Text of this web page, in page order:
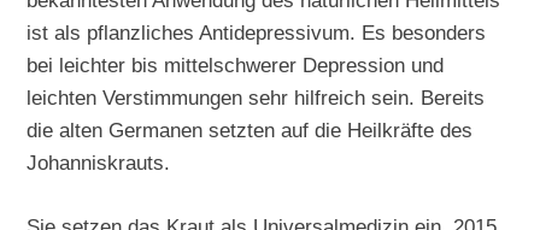
ist als pflanzliches Antidepressivum. Es besonders
bei leichter bis mittelschwerer Depression und
leichten Verstimmungen sehr hilfreich sein. Bereits
die alten Germanen setzten auf die Heilkräfte des
Johanniskrauts.